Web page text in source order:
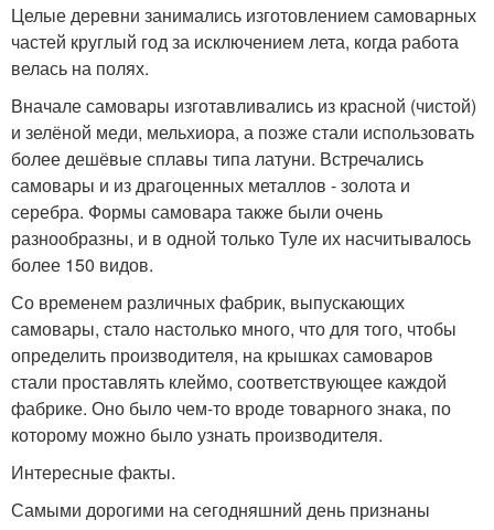
Целые деревни занимались изготовлением самоварных
частей круглый год за исключением лета, когда работа
велась на полях.
Вначале самовары изготавливались из красной (чистой)
и зелёной меди, мельхиора, а позже стали использовать
более дешёвые сплавы типа латуни. Встречались
самовары и из драгоценных металлов - золота и
серебра. Формы самовара также были очень
разнообразны, и в одной только Туле их насчитывалось
более 150 видов.
Со временем различных фабрик, выпускающих
самовары, стало настолько много, что для того, чтобы
определить производителя, на крышках самоваров
стали проставлять клеймо, соответствующее каждой
фабрике. Оно было чем-то вроде товарного знака, по
которому можно было узнать производителя.
Интересные факты.
Самыми дорогими на сегодняшний день признаны